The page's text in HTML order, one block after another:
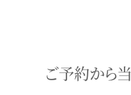
ご予約から